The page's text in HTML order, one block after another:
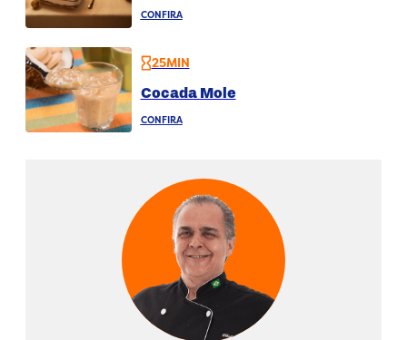
CONFIRA
25MIN
Cocada Mole
CONFIRA